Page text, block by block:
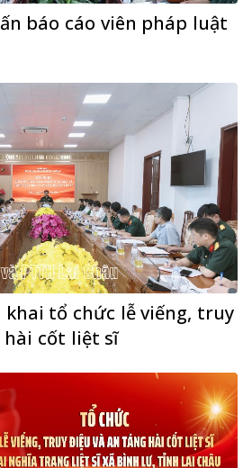
báo cáo viên pháp luật
tổ chức lễ viếng, truy
hài cốt liệt sĩ